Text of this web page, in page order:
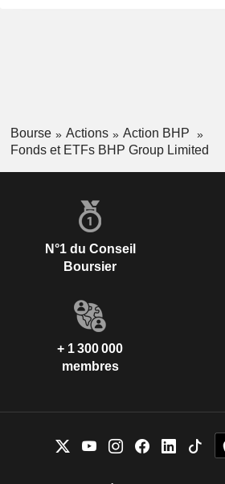
Bourse Actions
Action BHP
Fonds et ETFs BHP Group Limited
N°1 du Conseil
Boursier
+ 1 300 000
membres